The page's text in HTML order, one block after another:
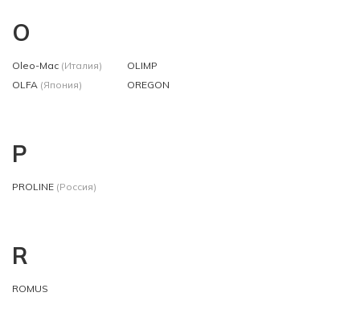
O
Oleo-Mac (Италия)
OLFA (Япония)
OLIMP
OREGON
P
PROLINE (Россия)
R
ROMUS